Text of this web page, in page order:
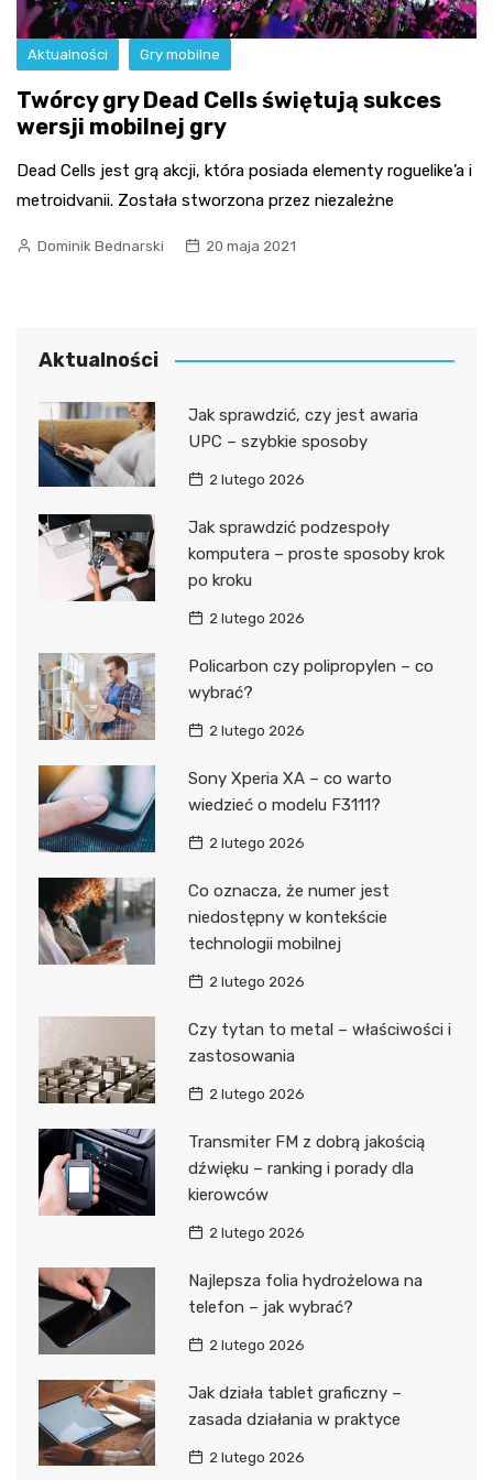
Aktualności Gry mobilne
Twórcy gry Dead Cells świętują sukces
wersji mobilnej gry
Dead Cells jest grą akcji, która posiada elementy roguelike’a i
metroidvanii. Została stworzona przez niezależne
Dominik Bednarski 20 maja 2021
Aktualności
Jak sprawdzić, czy jest awaria
UPC – szybkie sposoby
2 lutego 2026
Jak sprawdzić podzespoły
komputera – proste sposoby krok
po kroku
2 lutego 2026
Policarbon czy polipropylen – co
wybrać?
2 lutego 2026
Sony Xperia XA – co warto
wiedzieć o modelu F3111?
2 lutego 2026
Co oznacza, że numer jest
niedostępny w kontekście
technologii mobilnej
2 lutego 2026
Czy tytan to metal – właściwości i
zastosowania
2 lutego 2026
Transmiter FM z dobrą jakością
dźwięku – ranking i porady dla
kierowców
2 lutego 2026
Najlepsza folia hydrożelowa na
telefon – jak wybrać?
2 lutego 2026
Jak działa tablet graficzny –
zasada działania w praktyce
2 lutego 2026